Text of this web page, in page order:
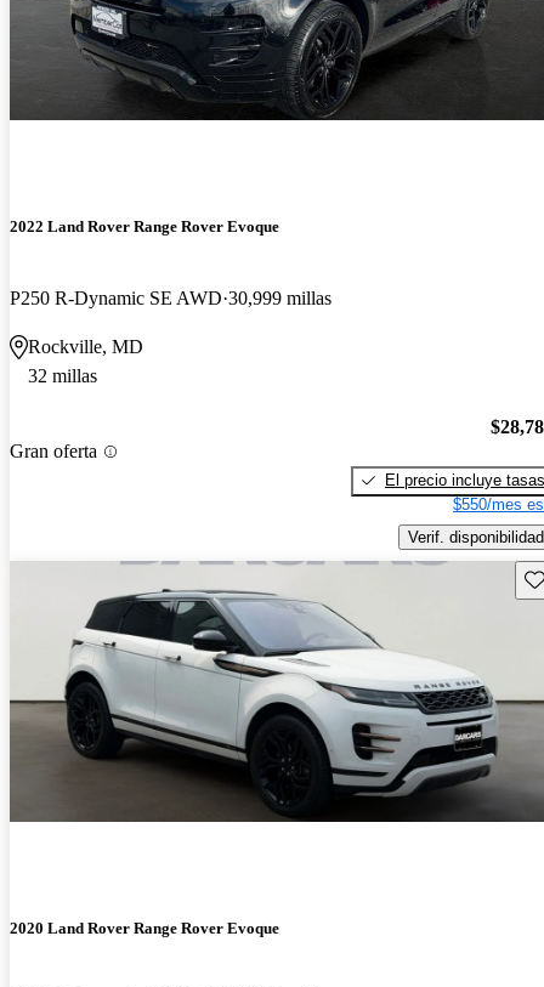
2022 Land Rover Range Rover Evoque
P250 R-Dynamic SE AWD 30,999 millas
Rockville, MD
32 millas
Gran oferta
El precio incluye tasas
$550/mes
Verif. disponibilidad
2020 Land Rover Range Rover Evoque